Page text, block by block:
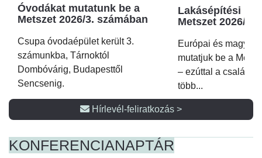
Óvodákat mutatunk be a
Metszet 2026/3. számában
Csupa óvodaépület került 3.
számunkba, Tárnoktól
Dombóvárig, Budapesttől
Sencsenig.
Lakásépítési
Metszet 2026/2.
Európai és magyar
mutatjuk be a
– ezúttal a családi
több...
Hírlevél-feliratkozás >
KONFERENCIANAPTÁR